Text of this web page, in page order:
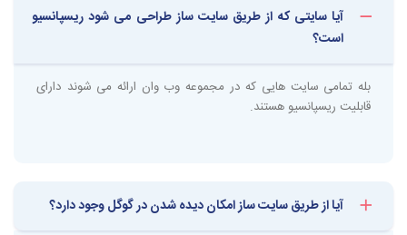
طراحی یک وب سایت با استفاده از سیستم مدیریت محتوا مانند وردپرس حداقل
نیاز به یک هفته تا ده روز زمان دارد. اما با استفاده از سایت ساز کمتر از چند
است یکبار امتحان کنید تا شما شخصی باشید که این سایت را به افراد دیگر
پیشنهاد می دهد.
برای افرادی است که به زبان برنامه نویسی اشراف ندارند. با قاطعیت می توان
آیا سایتی که از طریق سایت ساز طراحی می شود ریسپانسیو
است؟
بله تمامی سایت هایی که در مجموعه وب وان ارائه می شوند دارای
قابلیت ریسپانسیو هستند.
آیا از طریق سایت ساز امکان دیده شدن در گوگل وجود دارد؟